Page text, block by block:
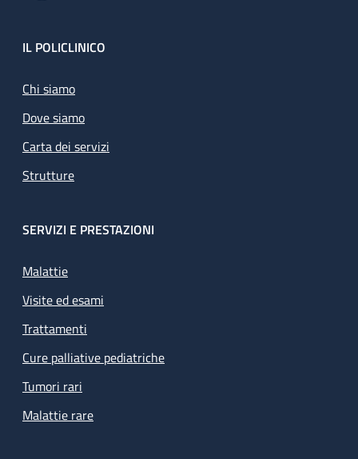
Footer
IL POLICLINICO
Chi siamo
Dove siamo
Carta dei servizi
Strutture
SERVIZI E PRESTAZIONI
Malattie
Visite ed esami
Trattamenti
Cure palliative pediatriche
Tumori rari
Malattie rare